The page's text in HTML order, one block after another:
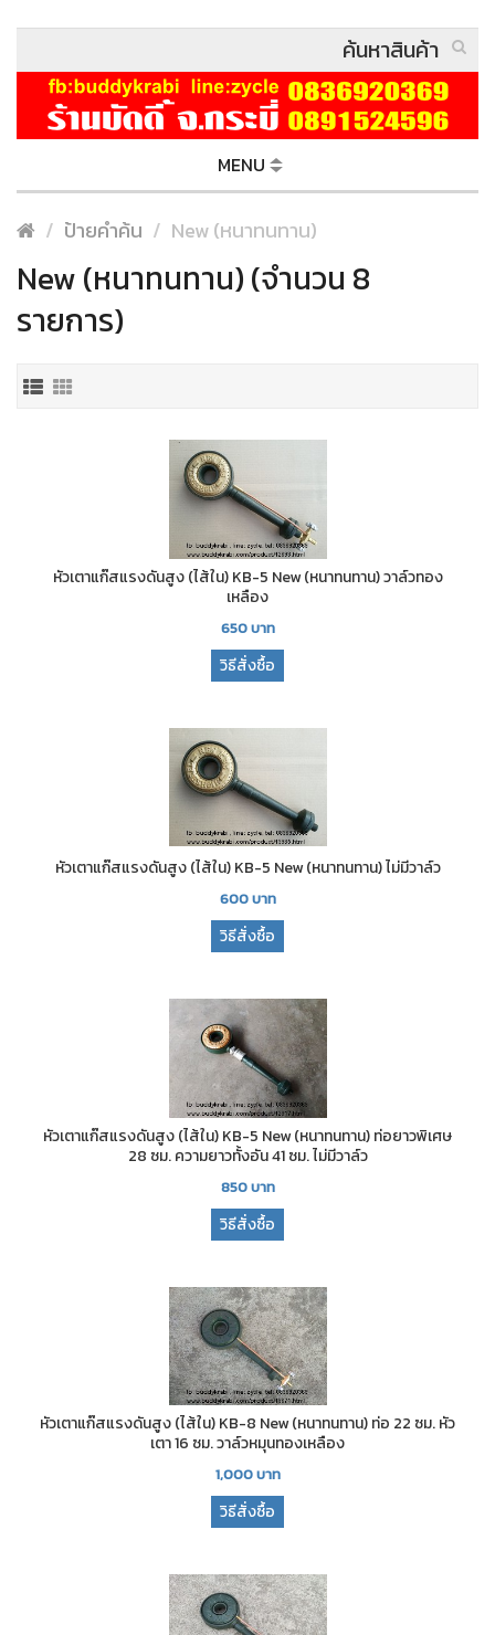
MENU
ป้ายคำค้น New (หนาทนทาน)
New (หนาทนทาน) (จำนวน 8
รายการ)
หัวเตาแก๊สแรงดันสูง (ไส้ใน) KB-5 New (หนาทนทาน) วาล์วทอง
เหลือง
650บาท
วิธีสั่งซื้อ
หัวเตาแก๊สแรงดันสูง (ไส้ใน) KB-5 New (หนาทนทาน) ไม่มีวาล์ว
600บาท
วิธีสั่งซื้อ
หัวเตาแก๊สแรงดันสูง (ไส้ใน) KB-5 New (หนาทนทาน) ท่อยาวพิเศษ
28 ซม. ความยาวทั้งอัน 41 ซม. ไม่มีวาล์ว
850บาท
วิธีสั่งซื้อ
หัวเตาแก๊สแรงดันสูง (ไส้ใน) KB-8 New (หนาทนทาน) ท่อ 22 ซม. หัว
เตา 16 ซม. วาล์วหมุนทองเหลือง
1,000บาท
วิธีสั่งซื้อ